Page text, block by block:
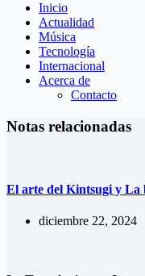
Inicio
Actualidad
Música
Tecnología
Internacional
Acerca de
Contacto
Notas relacionadas
El arte del Kintsugi y La
diciembre 22, 2024